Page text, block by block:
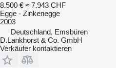
8.500 € ≈ 7.943 CHF
Egge - Zinkenegge
2003
Deutschland, Emsbüren
D.Lankhorst & Co. GmbH
Verkäufer kontaktieren